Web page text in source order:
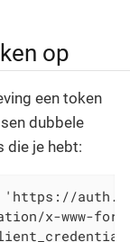
op
een token
dubbele
die je hebt:
'https://
x-www-